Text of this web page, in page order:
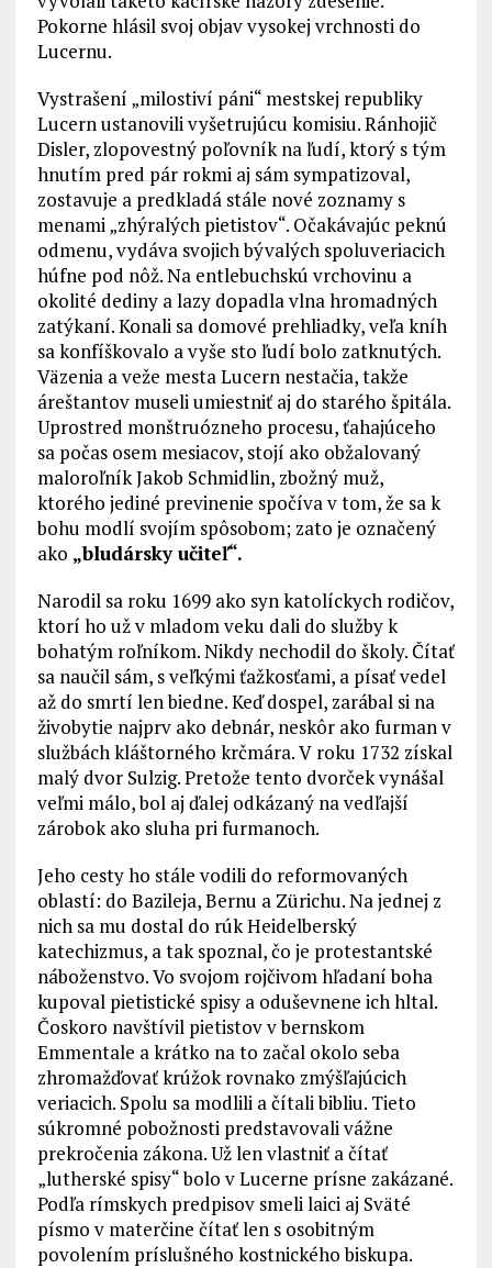
Pokorne hlásil svoj objav vysokej vrchnosti do
Lucernu.
Vystrašení „milostiví páni“ mestskej republiky
Lucern ustanovili vyšetrujúcu komisiu. Ránhojič
Disler, zlopovestný poľovník na ľudí, ktorý s tým
hnutím pred pár rokmi aj sám sympatizoval,
zostavuje a predkladá stále nové zoznamy s
menami „zhýralých pietistov“. Očakávajúc peknú
odmenu, vydáva svojich bývalých spoluveriacich
húfne pod nôž. Na entlebuchskú vrchovinu a
okolité dediny a lazy dopadla vlna hromadných
zatýkaní. Konali sa domové prehliadky, veľa kníh
sa konfíškovalo a vyše sto ľudí bolo zatknutých.
Väzenia a veže mesta Lucern nestačia, takže
áreštantov museli umiestniť aj do starého špitála.
Uprostred monštruózneho procesu, ťahajúceho
sa počas osem mesiacov, stojí ako obžalovaný
maloroľník Jakob Schmidlin, zbožný muž,
ktorého jediné previnenie spočíva v tom, že sa k
bohu modlí svojím spôsobom; zato je označený
ako „bludársky učiteľ“.
Narodil sa roku 1699 ako syn katolíckych rodičov,
ktorí ho už v mladom veku dali do služby k
bohatým roľníkom. Nikdy nechodil do školy. Čítať
sa naučil sám, s veľkými ťažkosťami, a písať vedel
až do smrtí len biedne. Keď dospel, zarábal si na
živobytie najprv ako debnár, neskôr ako furman v
službách kláštorného krčmára. V roku 1732 získal
malý dvor Sulzig. Pretože tento dvorček vynášal
veľmi málo, bol aj ďalej odkázaný na vedľajší
zárobok ako sluha pri furmanoch.
Jeho cesty ho stále vodili do reformovaných
oblastí: do Bazileja, Bernu a Zürichu. Na jednej z
nich sa mu dostal do rúk Heidelberský
katechizmus, a tak spoznal, čo je protestantské
náboženstvo. Vo svojom rojčivom hľadaní boha
kupoval pietistické spisy a oduševnene ich hltal.
Čoskoro navštívil pietistov v bernskom
Emmentale a krátko na to začal okolo seba
zhromažďovať krúžok rovnako zmýšľajúcich
veriacich. Spolu sa modlili a čítali bibliu. Tieto
súkromné pobožnosti predstavovali vážne
prekročenia zákona. Už len vlastniť a čítať
„lutherské spisy“ bolo v Lucerne prísne zakázané.
Podľa rímskych predpisov smeli laici aj Sväté
písmo v materčine čítať len s osobitným
povolením príslušného kostnického biskupa.